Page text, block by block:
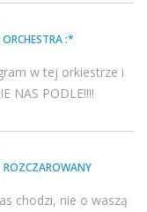
ORCHESTRA :*
w tej orkiestrze i
NAS PODLE!!!!
ROZCZAROWANY
chodzi, nie o waszą